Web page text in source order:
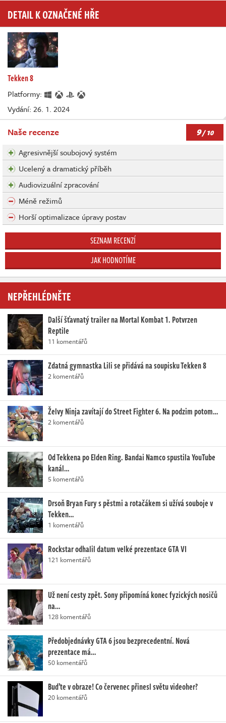
DETAIL K OZNAČENÉ HŘE
Tekken 8
Platformy:
Vydání: 26. 1. 2024
Naše recenze 9/ 10
Agresivnější soubojový systém
Ucelený a dramatický příběh
Audiovizuální zpracování
Méně režimů
Horší optimalizace úpravy postav
SEZNAM RECENZÍ
JAK HODNOTÍME
NEPŘEHLÉDNĚTE
Další šťavnatý trailer na Mortal Kombat 1. Potvrzen
Reptile
11 komentářů
Zdatná gymnastka Lili se přidává na soupisku Tekken 8
2 komentářů
Želvy Ninja zavítají do Street Fighter 6. Na podzim potom…
2 komentářů
Od Tekkena po Elden Ring. Bandai Namco spustila YouTube
kanál…
5 komentářů
Drsoň Bryan Fury s pěstmi a rotačákem si užívá souboje v
Tekken…
1 komentářů
Rockstar odhalil datum velké prezentace GTA VI
121 komentářů
Už není cesty zpět. Sony připomíná konec fyzických nosičů
na…
128 komentářů
Předobjednávky GTA 6 jsou bezprecedentní. Nová
prezentace má…
50 komentářů
Buďte v obraze! Co červenec přinesl světu videoher?
20 komentářů